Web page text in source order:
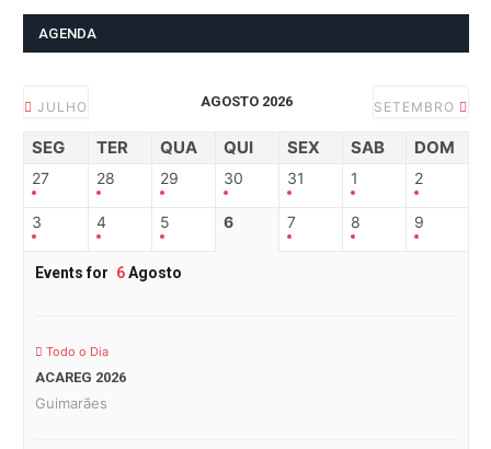
AGENDA
JULHO AGOSTO 2026 SETEMBRO
SEG TER QUA QUI SEX SAB DOM
27 28 29 30 31 1 2
3 4 5 6 7 8 9
Events for 6Agosto
Todo o Dia
ACAREG 2026
Guimarães